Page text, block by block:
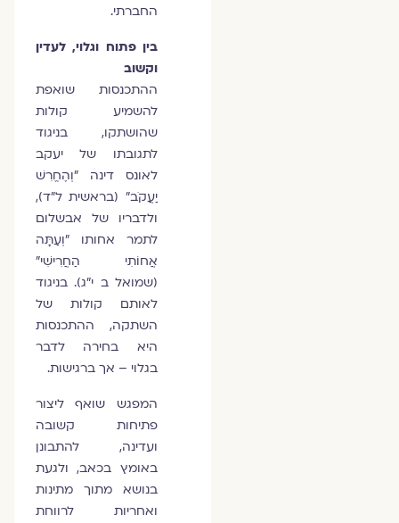
החברתי.
בין פתוח וגלוי, לעדין
וקשוב
ההתכנסות שואפת
להשמיע קולות
שהושתקו, בניגוד
לתגובתו של יעקב
לאונס דינה ״וְהֶחֱרִשׁ
יַעֲקֹב״ (בראשית ל״ד),
ולדבריו של אבשלום
לתמר אחותו ״וְעַתָּה
אֲחוֹתִי הַחֲרִישִׁי״
(שמואל ב י״ג). בניגוד
לאותם קולות של
השתקה, ההתכנסות
היא בחירה לדבר
בגלוי – אך ברגישות.
המפגש שואף ליצור
פתיחות קשובה
ועדינה, להתבונן
באומץ בכאב, ולגעת
בנושא מתוך מתינות
ואחריות לרווחת